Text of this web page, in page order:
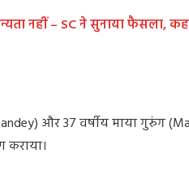
नहीं – SC ने सुनाया फैसला,
और 37 वर्षीय माया गुरुंग